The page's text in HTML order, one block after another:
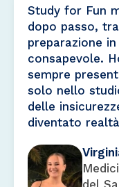
Study for Fun
dopo passo,
preparazione
consapevole.
sempre
solo nello
delle
diventato
del